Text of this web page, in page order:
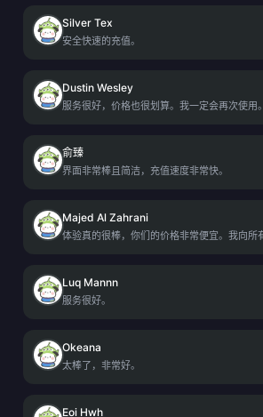
Silver Tex
安全快速的充值。
Dustin Wesley
服务很好，价格也很划算。我一定会再次使用。
俞臻
界面非常棒且简洁，充值速度非常快。
Majed Al Zahrani
体验真的很棒，你们的价格非常便宜。我向所
Luq Mannn
服务很好。
Okeana
太棒了，非常好。
Eoi Hwh